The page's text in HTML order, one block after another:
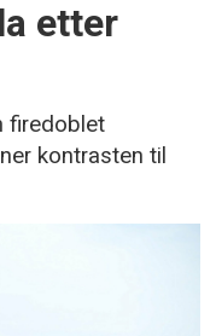
etter
firedoblet
kontrasten til